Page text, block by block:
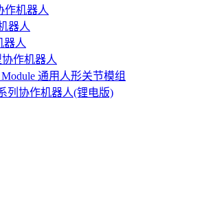
作机器人
器人
器人
作机器人
Module 通用人形关节模组
列协作机器人(锂电版)